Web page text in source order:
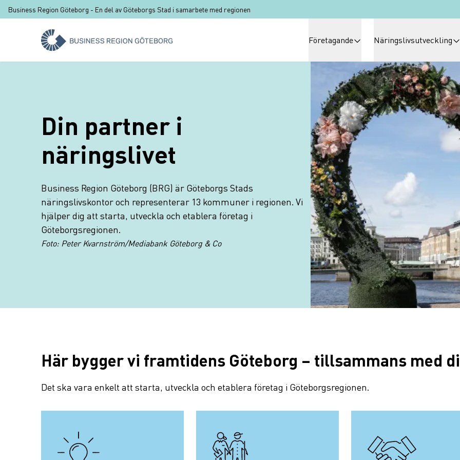
Hoppa till huvudinnehåll
Business Region Göteborg - En del av Göteborgs Stad i samarbete med regionen
Företagande
Näringslivsutveckling
Din partner i
näringslivet
Business Region Göteborg (BRG) är Göteborgs Stads
näringslivskontor och representerar 13 kommuner i regionen. Vi
hjälper dig att starta, utveckla och etablera företag i
Göteborgsregionen.
Foto: Peter Kvarnström/Mediabank Göteborg & Co
Här bygger vi framtidens Göteborg – tillsammans med
Det ska vara enkelt att starta, utveckla och etablera företag i Göteborgsregionen.